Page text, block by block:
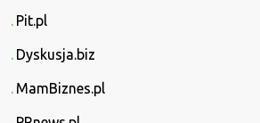
Pit.pl
Dyskusja.biz
MamBiznes.pl